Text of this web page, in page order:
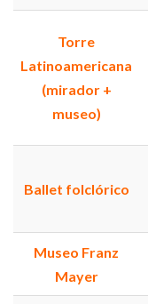
Torre
Latinoamericana
(mirador +
museo)
Ballet folclórico
Museo Franz
Mayer